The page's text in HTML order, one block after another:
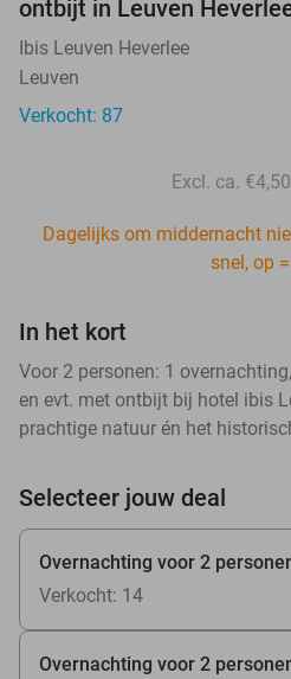
ontbijt in Leuven
Ibis Leuven Heverlee
Leuven
Verkocht: 87
Excl. ca.
Dagelijks om middernacht
snel, op
In het kort
Voor 2 personen: 1
en evt. met ontbijt bij hotel ibis
prachtige natuur én het
Selecteer jouw deal
Overnachting voor 2
Verkocht: 14
Overnachting voor 2